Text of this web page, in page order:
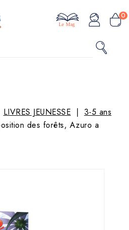
0
Le Mag
LIVRES JEUNESSE
3-5 ans
des forêts, Azuro a